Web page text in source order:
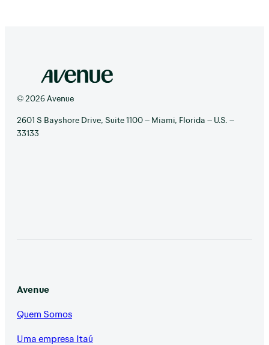
© 2026 Avenue
2601 S Bayshore Drive, Suite 1100 – Miami, Florida – U.S. –
33133
Avenue
Quem Somos
Uma empresa Itaú